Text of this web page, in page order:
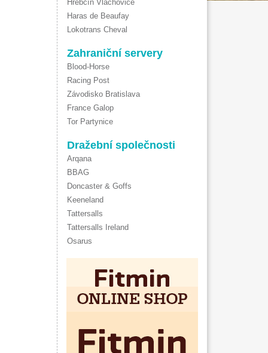
Hřebčín Vlachovice
Haras de Beaufay
Lokotrans Cheval
Zahraniční servery
Blood-Horse
Racing Post
Závodisko Bratislava
France Galop
Tor Partynice
Dražební společnosti
Arqana
BBAG
Doncaster & Goffs
Keeneland
Tattersalls
Tattersalls Ireland
Osarus